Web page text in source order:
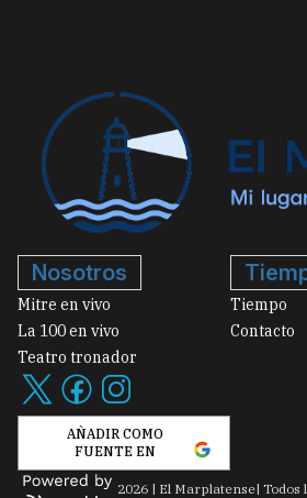
Nosotros
Mitre en vivo
La 100 en vivo
Teatro tronador
AÑADIR COMO
FUENTE EN
Tiempo
Contacto
2026 | El Marplatense| Todos